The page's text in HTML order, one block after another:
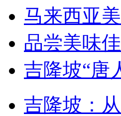
马来西亚
品尝美味
吉隆坡“唐
吉隆坡：